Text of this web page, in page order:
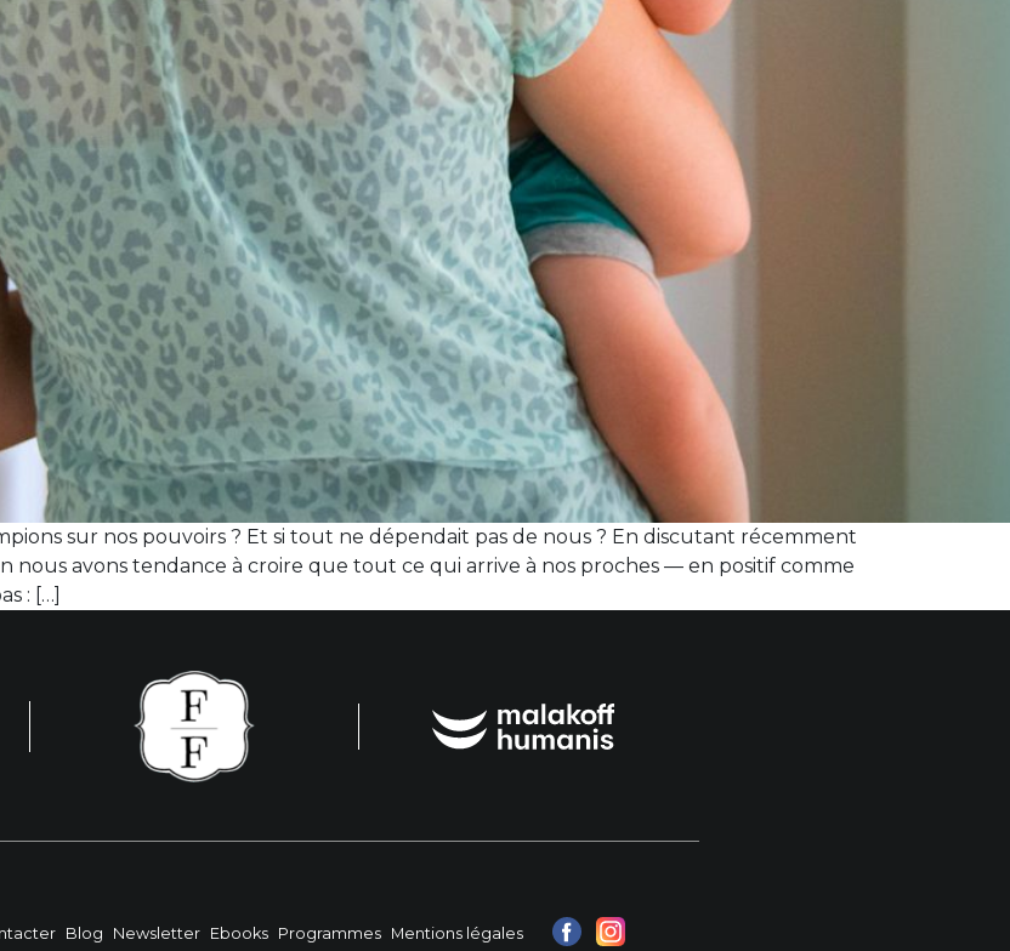
sur nos pouvoirs ? Et si tout ne dépendait pas de nous ? En discutant récemment
nous avons tendance à croire que tout ce qui arrive à nos proches — en positif comme
: […]
Blog Newsletter Ebooks Programmes Mentions légales